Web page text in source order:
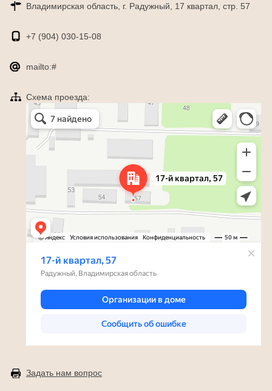
Владимирская область, г. Радужный, 17 квартал, стр. 57
+7 (904) 030-15-08
mailto:#
Схема проезда:
Яндекс Карты
Радужный — Яндекс Карты
Задать нам вопрос